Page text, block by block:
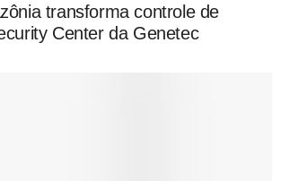
transforma controle de
Center da Genetec